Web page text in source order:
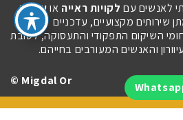
לאנשים עם לקויות ראייה אועיוורון.
שירותים מקצועיים, עדכניים
השיקום התפקודי והתעסוקה, לטובת
והאנשים המעורבים בחייהם.
Migdal Or ©